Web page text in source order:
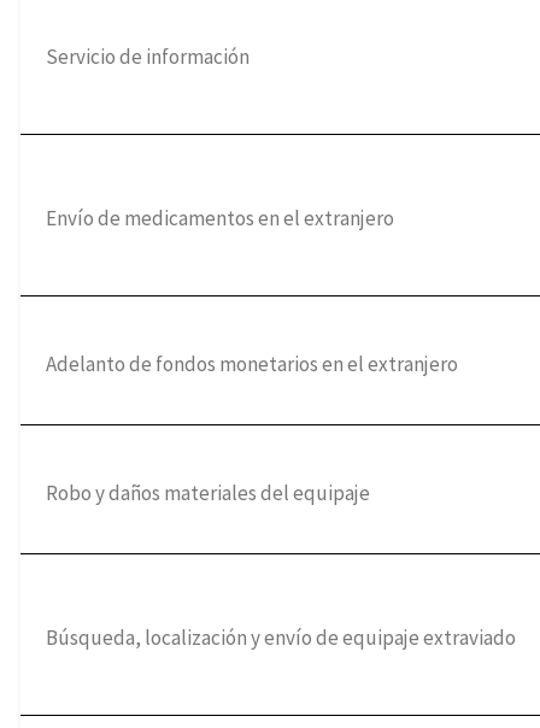
Servicio de información
Envío de medicamentos en el extranjero
Adelanto de fondos monetarios en el extranjero
Robo y daños materiales del equipaje
Búsqueda, localización y envío de equipaje extraviado